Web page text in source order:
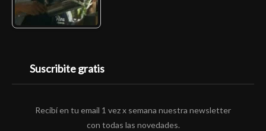
Suscribite gratis
Recibí en tu email 1 vez x semana nuestra newsletter
con todas las novedades.